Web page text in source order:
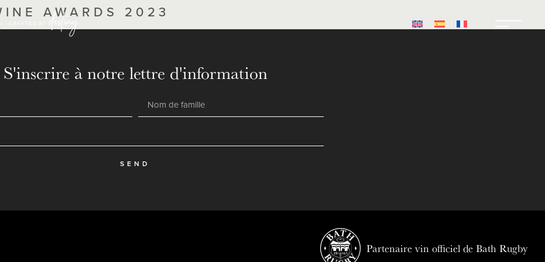
AWARDS 2023
S'inscrire à notre lettre d'information
SEND
Partenaire vin officiel de Bath Rugby